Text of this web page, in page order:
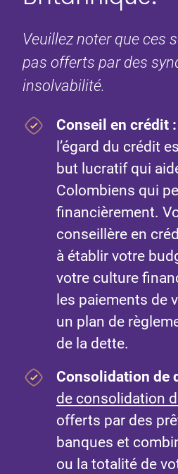
Veuillez noter que ces
pas offerts par des
insolvabilité.
Conseil en crédit :
l’égard du crédit
but lucratif qui
Colombiens qui
financièrement.
conseillère en
à établir votre
votre culture
les paiements de
un plan de
de la dette.
Consolidation de
de consolidation
offerts par des
banques et
ou la totalité de